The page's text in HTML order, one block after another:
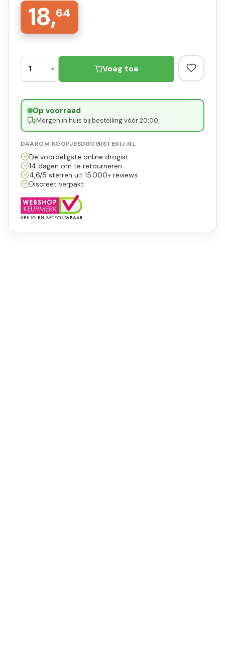
18,64
Voeg toe
Op voorraad·
Morgen in huis bij bestelling vóór 20:00
DAAROM KOOPJESDROGISTERIJ.NL
De voordeligste online drogist
14 dagen om te retourneren
4,6/5 sterren uit 15.000+ reviews
Discreet verpakt